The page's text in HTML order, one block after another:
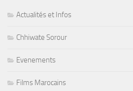
Actualités et Infos
Chhiwate Sorour
Evenements
Films Marocains